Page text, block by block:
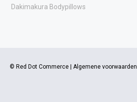
Dakimakura Bodypillows
© Red Dot Commerce | Algemene voorwaarden